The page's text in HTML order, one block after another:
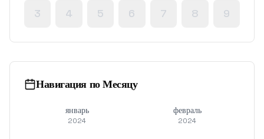
3 4 5 6 7 8 9
Навигация по Месяцу
январь
2024
февраль
2024